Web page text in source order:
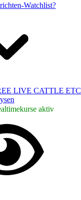
Watchlist?
LIVE CATTLE ETC
aktiv